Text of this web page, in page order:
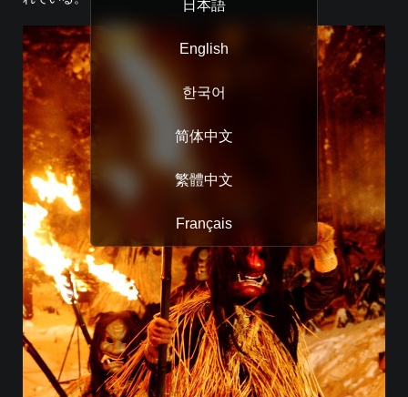
日本語
English
한국어
简体中文
繁體中文
Français